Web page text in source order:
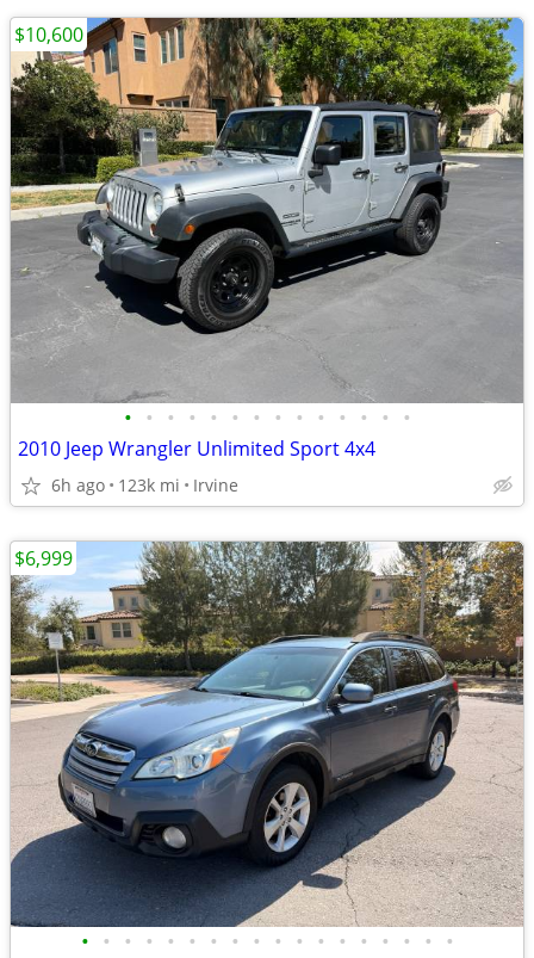
• • • • • • • • • • • • • •
2010 Jeep Wrangler Unlimited Sport 4x4
6h ago 123k mi Irvine
$10,600
• • • • • • • • • • • • • • • • • •
$6,999